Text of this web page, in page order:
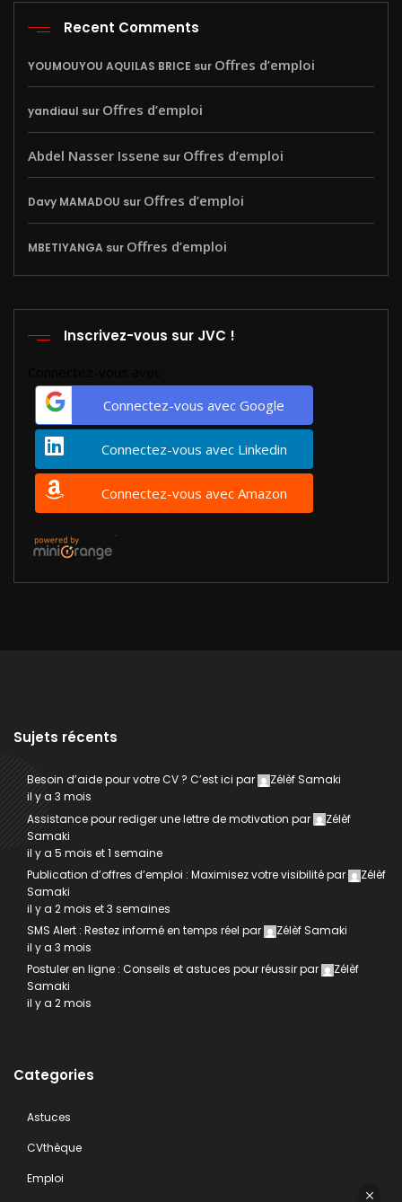
Recent Comments
YOUMOUYOU AQUILAS BRICE sur Offres d’emploi
yandiaul sur Offres d’emploi
Abdel Nasser Issene sur Offres d’emploi
Davy MAMADOU sur Offres d’emploi
MBETIYANGA sur Offres d’emploi
Inscrivez-vous sur JVC !
Connectez-vous avec Google
Connectez-vous avec Linkedin
Connectez-vous avec Amazon
Sujets récents
Besoin d’aide pour votre CV ? C’est ici par
Zélèf Samaki
il y a 3 mois
Assistance pour rediger une lettre de motivation par
Zélèf
Samaki
il y a 5 mois et 1 semaine
Publication d’offres d’emploi : Maximisez votre visibilitépar
Zélèf
Samaki
il y a 2 mois et 3 semaines
SMS Alert : Restez informé en temps réel par
Zélèf Samaki
il y a 3 mois
Postuler en ligne : Conseils et astuces pour réussirpar
Zélèf
Samaki
il y a 2 mois
Categories
Astuces
CVthèque
Emploi